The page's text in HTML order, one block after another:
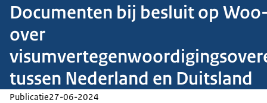
Documenten bij besluit op
over
tussen Nederland en Duitsland
Publicatie27-06-2024